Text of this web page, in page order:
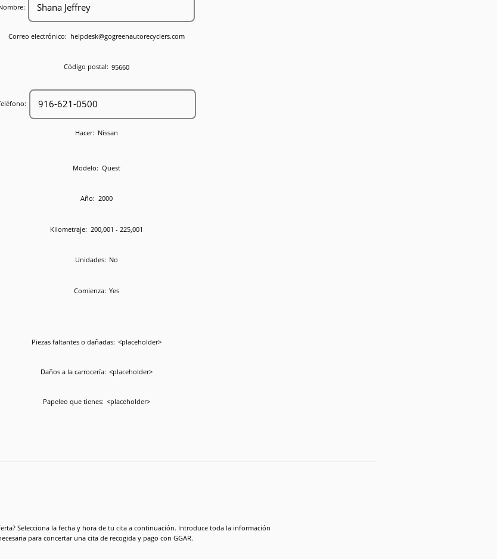
Correo electrónico: helpdesk@gogreenautorecyclers.com
Código postal: 95660
Hacer: Nissan
Modelo: Quest
Año: 2000
Kilometraje: 200,001 - 225,001
Unidades: No
Comienza: Yes
Piezas faltantes o dañadas: <placeholder>
Daños a la carrocería: <placeholder>
Papeleo que tienes: <placeholder>
Selecciona la fecha y hora de tu cita a continuación. Introduce toda la información
para concertar una cita de recogida y pago con GGAR.